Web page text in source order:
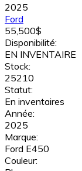
2025
Ford
55,500$
Disponibilité:
EN INVENTAIRE
Stock:
25210
Statut:
En inventaires
Année:
2025
Marque:
Ford E450
Couleur: